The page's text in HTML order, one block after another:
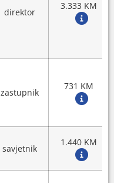
direktor
3.333 KM
zastupnik
731 KM
savjetnik
1.440 KM